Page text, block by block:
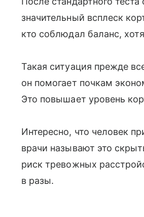
значительный всплеск
кто соблюдал баланс,
Такая ситуация прежде
он помогает почкам
Это повышает уровень
Интересно, что человек
врачи называют это
риск тревожных
в разы.